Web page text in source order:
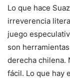
Lo que hace
irreverencia
juego
son
derecha chilena.
fácil. Lo que hay